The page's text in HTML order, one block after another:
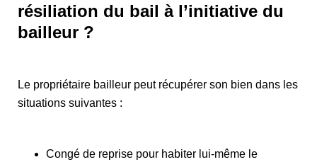
résiliation du bail à l’initiative du
bailleur ?
Le propriétaire bailleur peut récupérer son bien dans les
situations suivantes :
Congé de reprise pour habiter lui-même le